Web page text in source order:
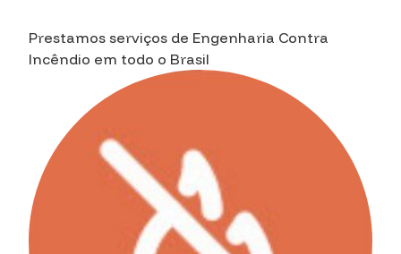
Prestamos serviços de Engenharia Contra
Incêndio em todo o Brasil